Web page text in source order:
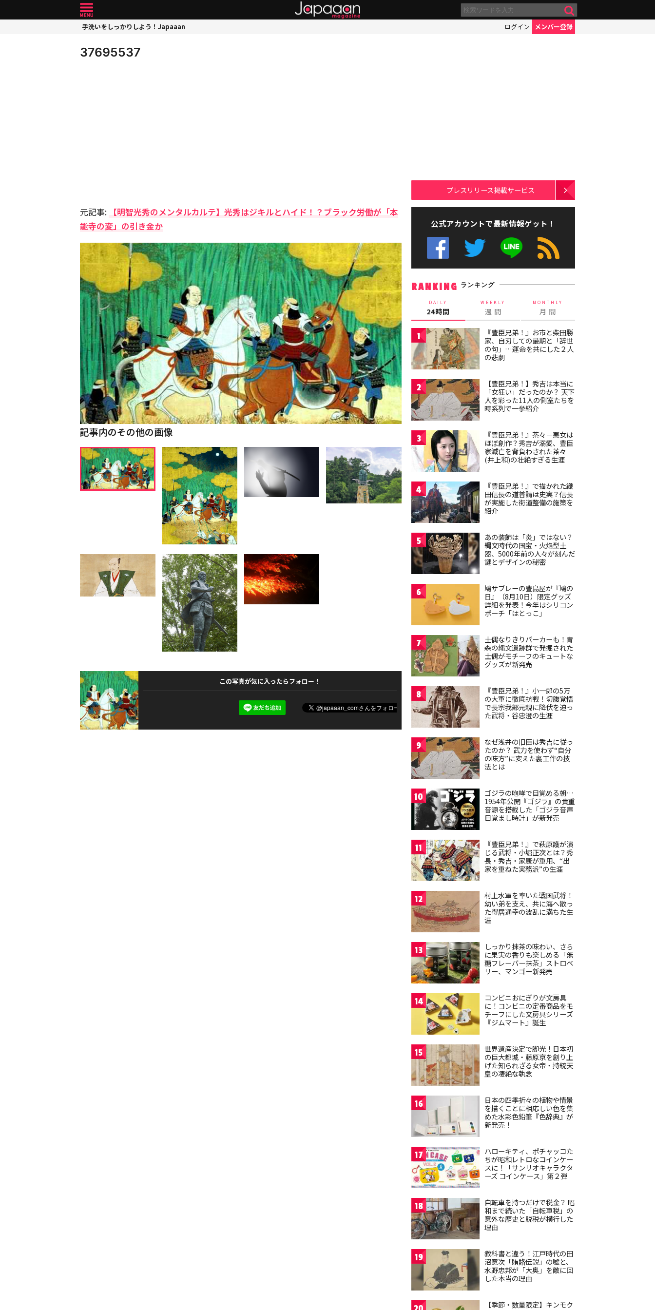
手洗いをしっかりしよう！Japaaan ログイン メンバー登録
37695537
元記事: 【明智光秀のメンタルカルテ】光秀はジキルとハイド！？ブラック労働が「本
能寺の変」の引き金か
記事内のその他の画像
この写真が気に入ったらフォロー！
プレスリリース掲載サービス
公式アカウントで最新情報ゲット！
RANKING ランキング
DAILY
24時間
WEEKLY
週 間
MONTHLY
月 間
1
『豊臣兄弟！』お市と柴田勝
家、自刃しての最期と「辞世
の句」…運命を共にした２人
の悲劇
2
【豊臣兄弟！】秀吉は本当に
「女狂い」だったのか？ 天下
人を彩った11人の側室たちを
時系列で一挙紹介
3
『豊臣兄弟！』茶々＝悪女は
ほぼ創作？秀吉が溺愛、豊臣
家滅亡を背負わされた茶々
(井上和)の壮絶すぎる生涯
4
『豊臣兄弟！』で描かれた織
田信長の道普請は史実？信長
が実施した街道整備の施策を
紹介
5
あの装飾は「炎」ではない？
縄文時代の国宝・火焔型土
器、5000年前の人々が刻んだ
謎とデザインの秘密
6
鳩サブレーの豊島屋が『鳩の
日』（8月10日）限定グッズ
詳細を発表！今年はシリコン
ポーチ「はとっこ」
7
土偶なりきりパーカーも！青
森の縄文遺跡群で発掘された
土偶がモチーフのキュートな
グッズが新発売
8
『豊臣兄弟！』小一郎の5万
の大軍に徹底抗戦！切腹覚悟
で長宗我部元親に降伏を迫っ
た武将・谷忠澄の生涯
9
なぜ浅井の旧臣は秀吉に従っ
たのか？ 武力を使わず“自分
の味方”に変えた裏工作の技
法とは
10
ゴジラの咆哮で目覚める朝…
1954年公開『ゴジラ』の貴重
音源を搭載した「ゴジラ音声
目覚まし時計」が新発売
11
『豊臣兄弟！』で萩原護が演
じる武将・小堀正次とは？秀
長・秀吉・家康が重用、“出
家を重ねた実務派”の生涯
12
村上水軍を率いた戦国武将！
幼い弟を支え、共に海へ散っ
た得居通幸の波乱に満ちた生
涯
13
しっかり抹茶の味わい、さら
に果実の香りも楽しめる「無
糖フレーバー抹茶」ストロベ
リー、マンゴー新発売
14
コンビニおにぎりが文房具
に！コンビニの定番商品をモ
チーフにした文房具シリーズ
『ジムマート』誕生
15
世界遺産決定で脚光！日本初
の巨大都城・藤原京を創り上
げた知られざる女帝・持統天
皇の凄絶な執念
16
日本の四季折々の植物や情景
を描くことに相応しい色を集
めた水彩色鉛筆『色辞典』が
新発売！
17
ハローキティ、ポチャッコた
ちが昭和レトロなコインケー
スに！「サンリオキャラクタ
ーズ コインケース」第２弾
18
自転車を持つだけで税金？ 昭
和まで続いた「自転車税」の
意外な歴史と脱税が横行した
理由
19
教科書と違う！江戸時代の田
沼意次「賄賂伝説」の嘘と、
水野忠邦が「大奥」を敵に回
した本当の理由
【季節・数量限定】キンモク